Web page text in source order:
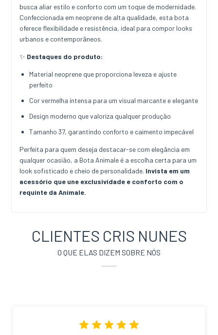
busca aliar estilo e conforto com um toque de modernidade.
Confeccionada em neoprene de alta qualidade, esta bota
oferece flexibilidade e resistência, ideal para compor looks
urbanos e contemporâneos.
✨ Destaques do produto:
Material neoprene que proporciona leveza e ajuste
perfeito
Cor vermelha intensa para um visual marcante e elegante
Design moderno que valoriza qualquer produção
Tamanho 37, garantindo conforto e caimento impecável
Perfeita para quem deseja destacar-se com elegância em
qualquer ocasião, a Bota Animale é a escolha certa para um
look sofisticado e cheio de personalidade. Invista em um
acessório que une exclusividade e conforto com o
requinte da Animale.
CLIENTES CRIS NUNES
O QUE ELAS DIZEM SOBRE NÓS